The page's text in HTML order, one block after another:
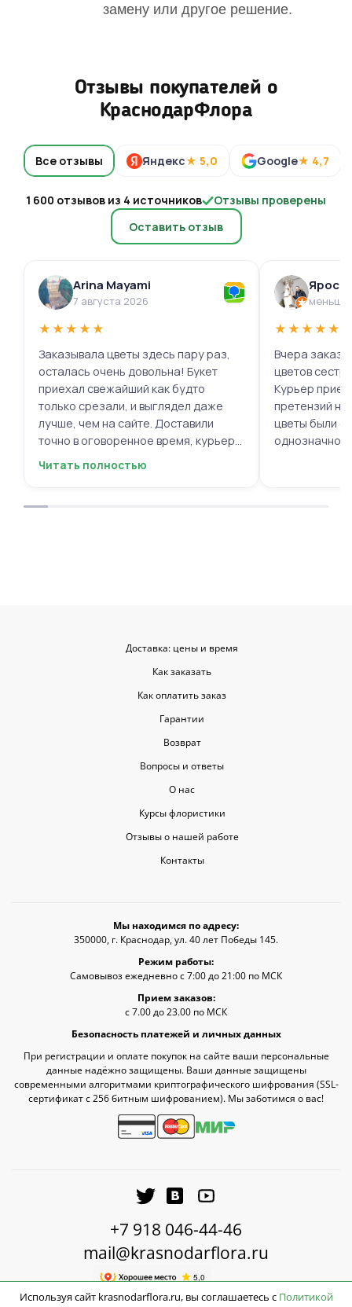
Используя сайт krasnodarflora.ru, вы соглашаетесь с Политикой
До бесплатной доставки ещё10 ₽
замену или другое решение.
Отзывы покупателей о
КраснодарФлора
Все отзывы Яндекс★ 5,0 Google★ 4,7
1 600 отзывов из 4 источников
Отзывы проверены
Оставить отзыв
Arina Mayami
7 августа 2026
★★★★★
Заказывала цветы здесь пару раз,
осталась очень довольна! Букет
приехал свежайший как будто
только срезали, и выглядел даже
лучше, чем на сайте. Доставили
точно в оговоренное время, курьер
вежливый, ещё и открытку с тёплыми
приятными. Однозначно буду
Читать полностью
меньше
★★★★★
Вчера
цветов
Курьер
претензий
цветы были
однозначно.
Доставка: цены и время
Как заказать
Как оплатить заказ
Гарантии
Возврат
Вопросы и ответы
О нас
Курсы флористики
Отзывы о нашей работе
Контакты
Мы находимся по адресу:
350000, г. Краснодар, ул. 40 лет Победы 145.
Режим работы:
Самовывоз ежедневно с 7:00 до 21:00 по МСК
Прием заказов:
с 7.00 до 23.00 по МСК
Безопасность платежей и личных данных
При регистрации и оплате покупок на сайте ваши персональные
данные надёжно защищены. Ваши данные защищены
современными алгоритмами криптографического шифрования (SSL-
сертификат c 256 битным шифрованием). Мы заботимся о вас!
+7 918 046-44-46
mail@krasnodarflora.ru